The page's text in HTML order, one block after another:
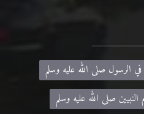
في الرسول صلى الله عليه وسلم
النبيين صلى الله عليه وسلم